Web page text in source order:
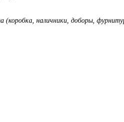
(коробка, наличники, доборы,